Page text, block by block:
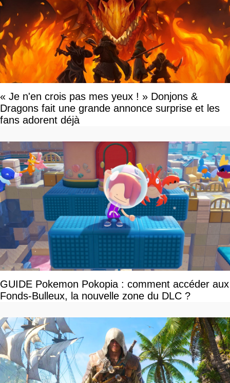
« Je n'en crois pas mes yeux ! » Donjons &
Dragons fait une grande annonce surprise et les
fans adorent déjà
GUIDE Pokemon Pokopia : comment accéder aux
Fonds-Bulleux, la nouvelle zone du DLC ?